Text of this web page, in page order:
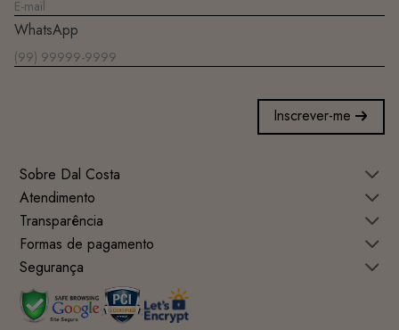
WhatsApp
Inscrever-me
Sobre Dal Costa
Atendimento
Transparência
Formas de pagamento
Segurança